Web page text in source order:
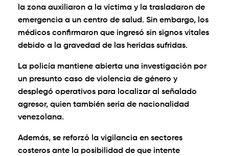
la zona auxiliaron a la víctima y la trasladaron de
emergencia a un centro de salud. Sin embargo, los
médicos confirmaron que ingresó sin signos vitales
debido a la gravedad de las heridas sufridas.
La policía mantiene abierta una investigación por
un presunto caso de violencia de género y
desplegó operativos para localizar al señalado
agresor, quien también sería de nacionalidad
venezolana.
Además, se reforzó la vigilancia en sectores
costeros ante la posibilidad de que intente